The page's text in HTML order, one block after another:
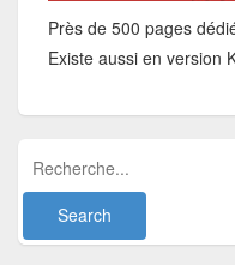
Près de 500 pages
Existe aussi en version